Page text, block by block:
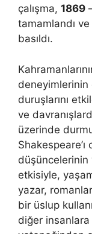
çalışma, 1869
tamamlandı
basıldı.
deneyimlerinin
duruşlarını
ve
üzerinde
etkisiyle,
yazar,
bir üslup
diğer insanlara